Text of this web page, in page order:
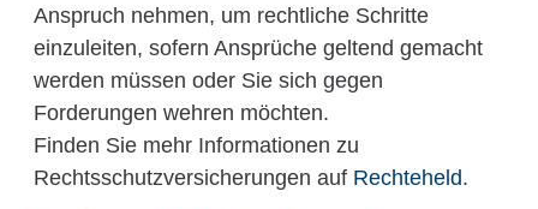
Anspruch nehmen, um rechtliche Schritte
einzuleiten, sofern Ansprüche geltend gemacht
werden müssen oder Sie sich gegen
Forderungen wehren möchten.
Finden Sie mehr Informationen zu
Rechtsschutzversicherungen auf Rechteheld.